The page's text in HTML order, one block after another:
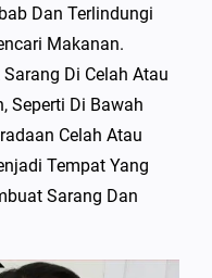
Dan Terlindungi
Makanan.
Di Celah Atau
Seperti Di Bawah
Celah Atau
Tempat Yang
Sarang Dan